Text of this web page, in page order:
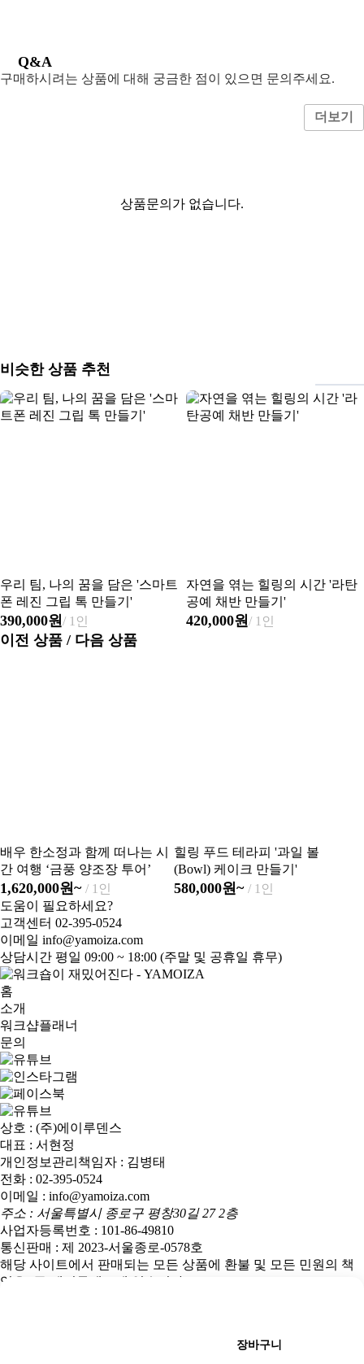
Q&A
구매하시려는 상품에 대해 궁금한 점이 있으면 문의주세요.
더보기
상품문의가 없습니다.
비슷한 상품 추천
우리 팀, 나의 꿈을 담은 '스마트
폰 레진 그립 톡 만들기'
390,000원/ 1인
자연을 엮는 힐링의 시간 '라탄
공예 채반 만들기'
420,000원/ 1인
이전 상품 / 다음 상품
배우 한소정과 함께 떠나는 시
간 여행 ‘금풍 양조장 투어’
1,620,000원~ / 1인
힐링 푸드 테라피 '과일 볼
(Bowl) 케이크 만들기'
580,000원~ / 1인
장바구니
도움이 필요하세요?
고객센터 02-395-0524
이메일 info@yamoiza.com
상담시간 평일 09:00 ~ 18:00 (주말 및 공휴일 휴무)
홈
소개
워크샵플래너
문의
상호 : (주)에이루덴스
대표 : 서현정
개인정보관리책임자 : 김병태
전화 : 02-395-0524
이메일 : info@yamoiza.com
주소 : 서울특별시 종로구 평창30길 27 2층
사업자등록번호 : 101-86-49810
통신판매 : 제 2023-서울종로-0578호
해당 사이트에서 판매되는 모든 상품에 환불 및 모든 민원의 책
임은 (주)에이루덴스에 있습니다.